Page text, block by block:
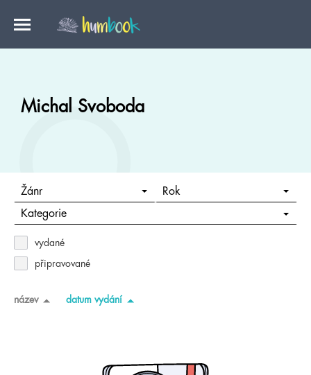
Michal Svoboda
Žánr Rok
Kategorie
vydané
připravované
název datum vydání